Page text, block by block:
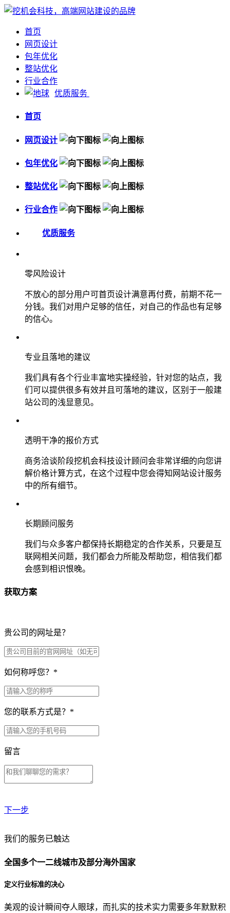
首页
网页设计
包年优化
整站优化
行业合作
优质服务
首页
网页设计
包年优化
整站优化
行业合作
优质服务
零风险设计
不放心的部分用户可首页设计满意再付费，前期不花一
分钱。我们对用户足够的信任，对自己的作品也有足够
的信心。
专业且落地的建议
我们具有各个行业丰富地实操经验，针对您的站点，我
们可以提供很多有效并且可落地的建议，区别于一般建
站公司的浅显意见。
透明干净的报价方式
商务洽谈阶段挖机会科技设计顾问会非常详细的向您讲
解价格计算方式，在这个过程中您会得知网站设计服务
中的所有细节。
长期顾问服务
我们与众多客户都保持长期稳定的合作关系，只要是互
联网相关问题，我们都会力所能及帮助您，相信我们都
会感到相识恨晚。
获取方案
贵公司的网址是？
如何称呼您？ *
您的联系方式是？ *
留言
下一步
贵公司预算范围是？
贵公司的团队规模是？
我们的服务已触达
全国多个一二线城市及部分海外国家
定义行业标准的决心
美观的设计瞬间夺人眼球，而扎实的技术实力需要多年默默积